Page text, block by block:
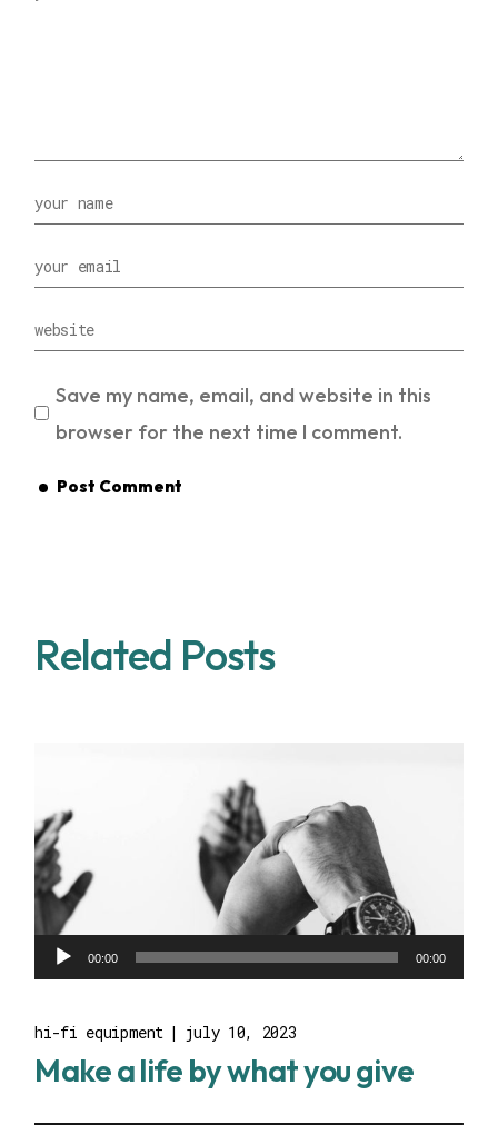
Save my name, email, and website in this
browser for the next time I comment.
Post Comment
Related Posts
Audio00:00 00:00
hi-fi equipment july 10, 2023
Make a life by what you give